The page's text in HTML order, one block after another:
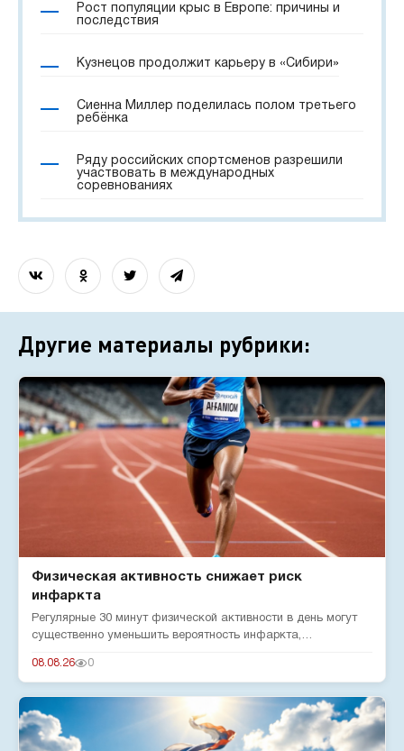
Рост популяции крыс в Европе: причины и
последствия
Кузнецов продолжит карьеру в «Сибири»
Сиенна Миллер поделилась полом третьего
ребёнка
Ряду российских спортсменов разрешили
участвовать в международных
соревнованиях
Другие материалы рубрики:
Физическая активность снижает риск
инфаркта
Регулярные 30 минут физической активности в день могут
существенно уменьшить вероятность инфаркта,
08.08.26 0